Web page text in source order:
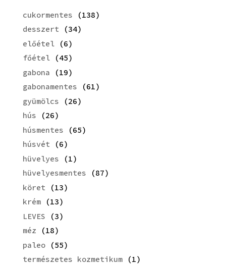
cukormentes (138)
desszert (34)
előétel(6)
főétel(45)
gabona (19)
gabonamentes (61)
gyümölcs (26)
hús (26)
húsmentes (65)
húsvét (6)
hüvelyes (1)
hüvelyesmentes (87)
köret (13)
krém(13)
LEVES (3)
méz (18)
paleo(55)
természetes kozmetikum(1)